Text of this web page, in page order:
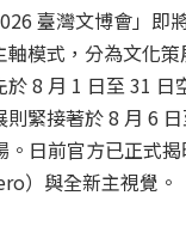
臺灣文博會」即
軸模式，分為文化
8 月 1 日至 31 日
緊接著於 8 月 6
。日前官方已正式
）與全新主視覺。